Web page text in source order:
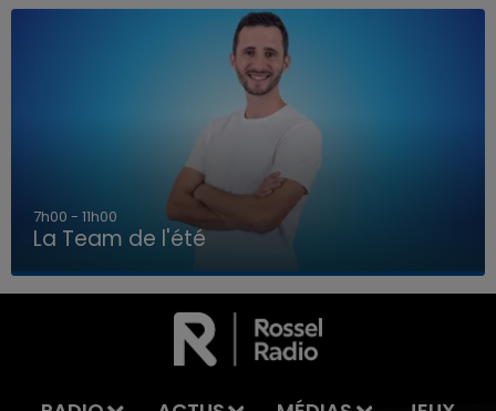
LA TEAM DE L'ÉTÉ
7h00 - 11h00
La Team de l'été